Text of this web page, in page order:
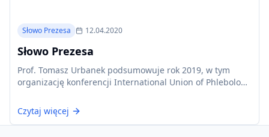
Słowo Prezesa 12.04.2020
Słowo Prezesa
Prof. Tomasz Urbanek podsumowuje rok 2019, w tym
organizację konferencji International Union of Phlebology
pandemii COVID-19.
Czytaj więcej